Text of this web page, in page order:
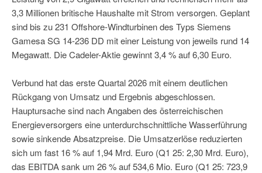
3,3 Millionen britische Haushalte mit Strom versorgen. Geplant
sind bis zu 231 Offshore-Windturbinen des Typs Siemens
Gamesa SG 14-236 DD mit einer Leistung von jeweils rund 14
Megawatt. Die Cadeler-Aktie gewinnt 3,4 % auf 6,30 Euro.
Verbund hat das erste Quartal 2026 mit einem deutlichen
Rückgang von Umsatz und Ergebnis abgeschlossen.
Hauptursache sind nach Angaben des österreichischen
Energieversorgers eine unterdurchschnittliche Wasserführung
sowie sinkende Absatzpreise. Die Umsatzerlöse reduzierten
sich um fast 16 % auf 1,94 Mrd. Euro (Q1 25: 2,30 Mrd. Euro),
das EBITDA sank um 26 % auf 534,6 Mio. Euro (Q1 25: 723,9